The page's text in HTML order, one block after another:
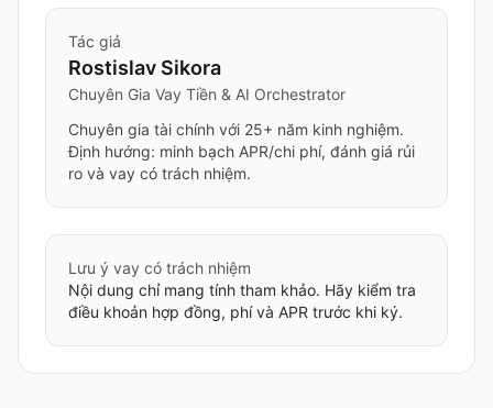
Tác giả
Rostislav Sikora
Chuyên Gia Vay Tiền & AI Orchestrator
Chuyên gia tài chính với 25+ năm kinh nghiệm.
Định hướng: minh bạch APR/chi phí, đánh giá rủi
ro và vay có trách nhiệm.
Lưu ý vay có trách nhiệm
Nội dung chỉ mang tính tham khảo. Hãy kiểm tra
điều khoản hợp đồng, phí và APR trước khi ký.